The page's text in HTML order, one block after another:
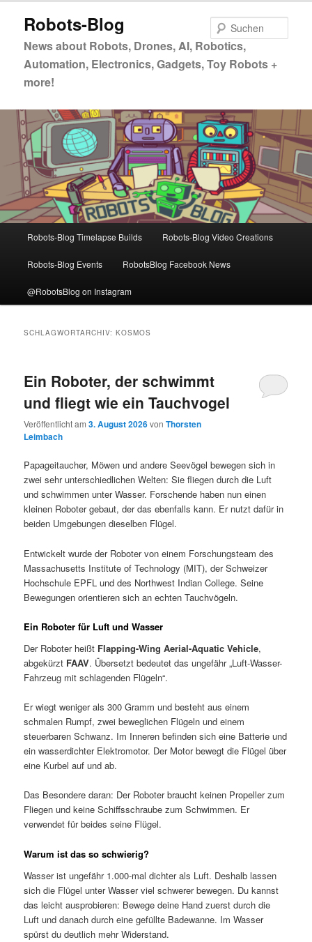
primären
springen
sekundären
springen
Robots-Blog
News about Robots, Drones, AI, Robotics,
Automation, Electronics, Gadgets, Toy Robots +
more!
Robots-Blog Timelapse Builds Robots-Blog Video Creations
Robots-Blog Events RobotsBlog Facebook News
@RobotsBlog on Instagram
SCHLAGWORTARCHIV:KOSMOS
Ein Roboter, der schwimmt
und fliegt wie ein Tauchvogel
Veröffentlicht am3. August 2026vonThorsten
Leimbach
Papageitaucher, Möwen und andere Seevögel bewegen sich in
zwei sehr unterschiedlichen Welten: Sie fliegen durch die Luft
und schwimmen unter Wasser. Forschende haben nun einen
kleinen Roboter gebaut, der das ebenfalls kann. Er nutzt dafür in
beiden Umgebungen dieselben Flügel.
Entwickelt wurde der Roboter von einem Forschungsteam des
Massachusetts Institute of Technology (MIT), der Schweizer
Hochschule EPFL und des Northwest Indian College. Seine
Bewegungen orientieren sich an echten Tauchvögeln.
Ein Roboter für Luft und Wasser
Der Roboter heißt Flapping-Wing Aerial-Aquatic Vehicle,
abgekürzt FAAV. Übersetzt bedeutet das ungefähr „Luft-Wasser-
Fahrzeug mit schlagenden Flügeln“.
Er wiegt weniger als 300 Gramm und besteht aus einem
schmalen Rumpf, zwei beweglichen Flügeln und einem
steuerbaren Schwanz. Im Inneren befinden sich eine Batterie und
ein wasserdichter Elektromotor. Der Motor bewegt die Flügel über
eine Kurbel auf und ab.
Das Besondere daran: Der Roboter braucht keinen Propeller zum
Fliegen und keine Schiffsschraube zum Schwimmen. Er
verwendet für beides seine Flügel.
Warum ist das so schwierig?
Wasser ist ungefähr 1.000-mal dichter als Luft. Deshalb lassen
sich die Flügel unter Wasser viel schwerer bewegen. Du kannst
das leicht ausprobieren: Bewege deine Hand zuerst durch die
Luft und danach durch eine gefüllte Badewanne. Im Wasser
spürst du deutlich mehr Widerstand.